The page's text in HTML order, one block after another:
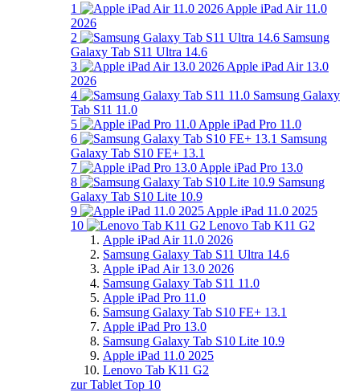
1
Apple iPad Air 11.0
2026
2
Samsung
Galaxy Tab S11 Ultra 14.6
3
Apple iPad Air 13.0
2026
4
Samsung Galaxy
Tab S11 11.0
5
Apple iPad Pro 11.0
6
Samsung
Galaxy Tab S10 FE+ 13.1
7
Apple iPad Pro 13.0
8
Samsung
Galaxy Tab S10 Lite 10.9
9
Apple iPad 11.0 2025
10
Lenovo Tab K11 G2
Apple iPad Air 11.0 2026
Samsung Galaxy Tab S11 Ultra 14.6
Apple iPad Air 13.0 2026
Samsung Galaxy Tab S11 11.0
Apple iPad Pro 11.0
Samsung Galaxy Tab S10 FE+ 13.1
Apple iPad Pro 13.0
Samsung Galaxy Tab S10 Lite 10.9
Apple iPad 11.0 2025
Lenovo Tab K11 G2
zur Tablet Top 10